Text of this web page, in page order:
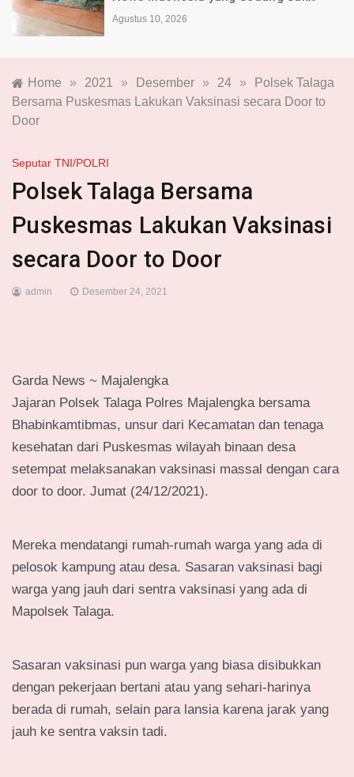
Home » 2021 » Desember » 24 »
Polsek Talaga
Bersama Puskesmas Lakukan Vaksinasi secara Door to
Door
Seputar TNI/POLRI
Polsek Talaga Bersama
Puskesmas Lakukan Vaksinasi
secara Door to Door
admin Desember 24, 2021
Garda News ~ Majalengka
Jajaran Polsek Talaga Polres Majalengka bersama
Bhabinkamtibmas, unsur dari Kecamatan dan tenaga
kesehatan dari Puskesmas wilayah binaan desa
setempat melaksanakan vaksinasi massal dengan cara
door to door. Jumat (24/12/2021).
Mereka mendatangi rumah-rumah warga yang ada di
pelosok kampung atau desa. Sasaran vaksinasi bagi
warga yang jauh dari sentra vaksinasi yang ada di
Mapolsek Talaga.
Sasaran vaksinasi pun warga yang biasa disibukkan
dengan pekerjaan bertani atau yang sehari-harinya
berada di rumah, selain para lansia karena jarak yang
jauh ke sentra vaksin tadi.